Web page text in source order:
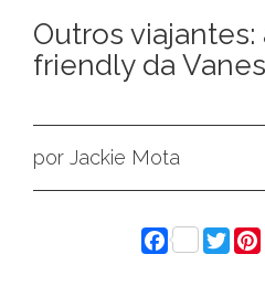
Outros
friendly da
por Jackie Mota